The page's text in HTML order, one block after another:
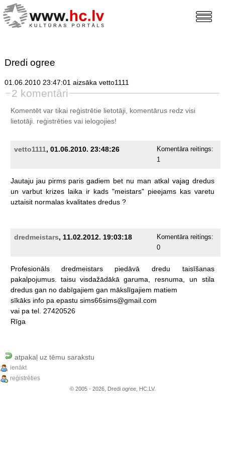
Dredi ogree
01.06.2010 23:47:01 aizsāka vetto1111
2 komentāri
Komentēt var tikai reģistrētie lietotāji, komentārus redz visi
lietotāji. reģistrētiesvai ielogojies!
vetto1111, 01.06.2010. 23:48:26
Komentāra reitings:
1
Jautaju jau pirms paris gadiem bet nu man atkal vajag dredus
un varbut krizes laika ir kads "meistars" pieejams kas varetu
uztaisit normalas kvalitates dredus ?
dredmeistars, 11.02.2012. 19:03:18
Komentāra reitings:
0
Profesionāls dredmeistars piedāvā dredu
taisīšanas
pakalpojumus.
taisu visdažādākā garuma, resnuma, un
stila
dredus gan no dabīgajiem gan mākslīgajiem matiem
sīkāks info pa epastu sims66sims@gmail.com
vai pa tel. 27420526
Rīga
atpakaļ uz tēmu sarakstu
ienākt
reģistrēties
© 2005 - 2026, Dredi ogree, HC.LV.